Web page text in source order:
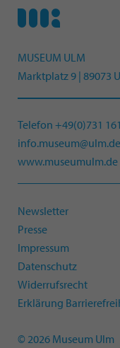
MUSEUM ULM
Marktplatz 9 | 89073
Telefon +49(0)731
info.museum@ulm.de
www.museumulm.de
Newsletter
Presse
Impressum
Datenschutz
Widerrufsrecht
Erklärung
© 2026 Museum Ulm